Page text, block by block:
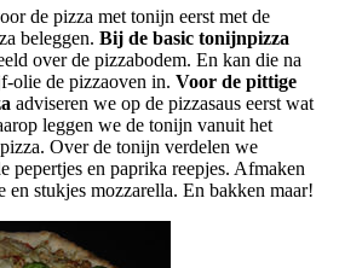
de pizza met tonijn eerst met de
beleggen. Bij de basic tonijnpizza
over de pizzabodem. En kan die na
olie de pizzaoven in. Voor de pittige
adviseren we op de pizzasaus eerst wat
leggen we de tonijn vanuit het
Over de tonijn verdelen we
pepertjes en paprika reepjes. Afmaken
stukjes mozzarella. En bakken maar!